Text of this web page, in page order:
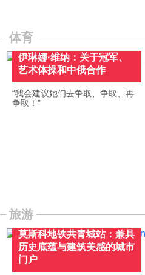
体育
伊琳娜·维纳：关于冠军、
艺术体操和中俄合作
“我会建议她们去争取、争取、再
争取！”
旅游
莫斯科地铁共青城站：兼具
历史底蕴与建筑美感的城市
门户